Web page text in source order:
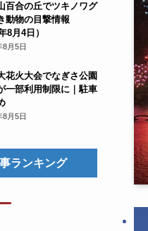
百合の丘でツキノワグ
動物の目撃情報
8月4日）
8月5日
花火大会でなぎさ公園
一部利用制限に｜駐車
8月5日
ランキング